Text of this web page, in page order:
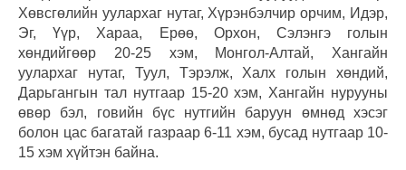
Хөвсгөлийн уулархаг нутаг, Хүрэнбэлчир орчим, Идэр,
Эг, Үүр, Хараа, Ерөө, Орхон, Сэлэнгэ голын
хөндийгөөр 20-25 хэм, Монгол-Алтай, Хангайн
уулархаг нутаг, Туул, Тэрэлж, Халх голын хөндий,
Дарьгангын тал нутгаар 15-20 хэм, Хангайн нурууны
өвөр бэл, говийн бүс нутгийн баруун өмнөд хэсэг
болон цас багатай газраар 6-11 хэм, бусад нутгаар 10-
15 хэм хүйтэн байна.